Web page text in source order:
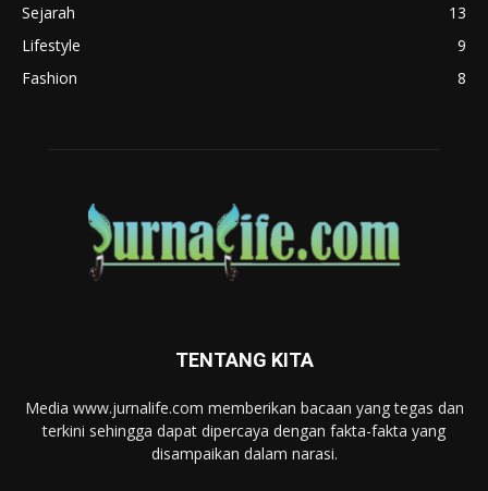
Sejarah
13
Lifestyle
9
Fashion
8
TENTANG KITA
Media www.jurnalife.com memberikan bacaan yang tegas dan
terkini sehingga dapat dipercaya dengan fakta-fakta yang
disampaikan dalam narasi.